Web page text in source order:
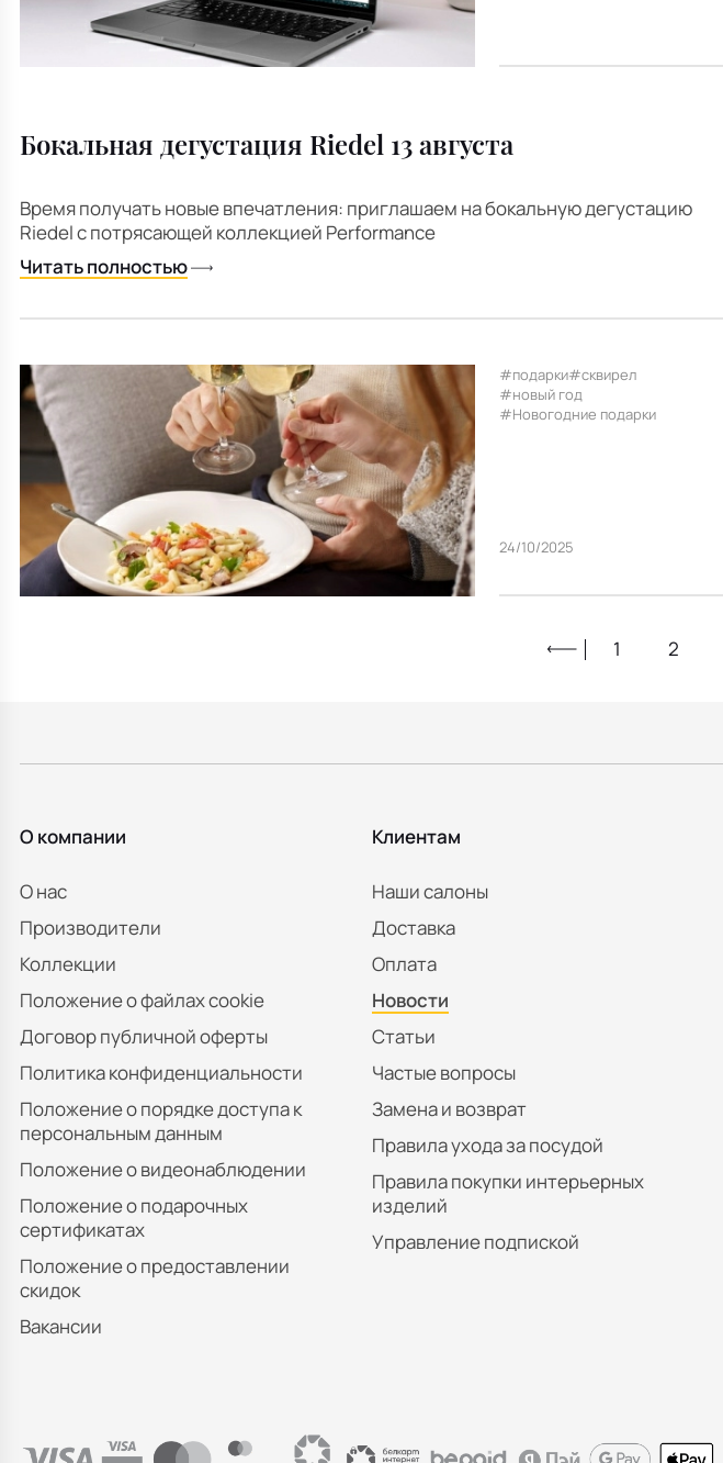
Бокальная дегустация Riedel 13 августа
Время получать новые впечатления: приглашаем на бокальную дегустацию
Riedel с потрясающей коллекцией Performance
Читать полностью
#подарки#сквирел
#новый год
#Новогодние подарки
24/10/2025
1 2
О компании
О нас
Производители
Коллекции
Положение о файлах cookie
Договор публичной оферты
Политика конфиденциальности
Положение о порядке доступа к
персональным данным
Положение о видеонаблюдении
Положение о подарочных
сертификатах
Положение о предоставлении
скидок
Вакансии
Клиентам
Наши салоны
Доставка
Оплата
Новости
Статьи
Частые вопросы
Замена и возврат
Правила ухода за посудой
Правила покупки интерьерных
изделий
Управление подпиской